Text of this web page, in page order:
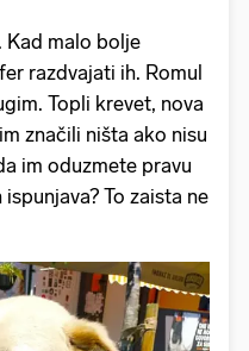
Kad malo bolje
razdvajati ih. Romul
Topli krevet, nova
značili ništa ako nisu
im oduzmete pravu
To zaista ne